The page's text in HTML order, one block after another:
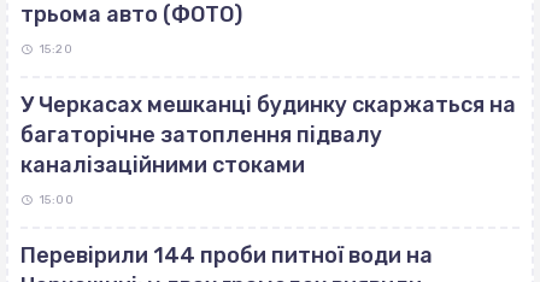
трьома авто (ФОТО)
15:20
У Черкасах мешканці будинку скаржаться на
багаторічне затоплення підвалу
каналізаційними стоками
15:00
Перевірили 144 проби питної води на